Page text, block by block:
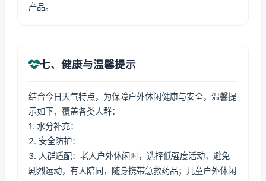
产品。
七、健康与温馨提示
结合今日天气特点，为保障户外休闲健康与安全，温馨提
示如下，覆盖各类人群：
1. 水分补充：
2. 安全防护：
3. 人群适配：老人户外休闲时，选择低强度活动，避免
剧烈运动，有人陪同，随身携带急救药品；儿童户外休闲